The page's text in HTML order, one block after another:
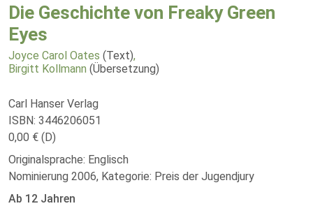
Die Geschichte von Freaky Green
Eyes
Joyce Carol Oates (Text),
Birgitt Kollmann (Übersetzung)
Carl Hanser Verlag
ISBN: 3446206051
0,00 € (D)
Originalsprache: Englisch
Nominierung 2006, Kategorie: Preis der Jugendjury
Ab 12 Jahren